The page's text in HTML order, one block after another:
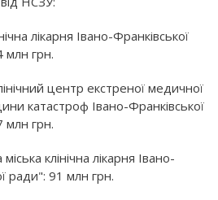
лікарня Івано-Франківської
млн грн.
центр екстреної медичної
катастроф Івано-Франківської
млн грн.
клінічна лікарня Івано-
ради": 91 млн грн.